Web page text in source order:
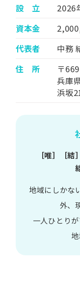
設 立
2026
資本金
代表者
中務
住 所
〒
兵庫
浜坂
［唯］​［結
地域に​しかな
外、​
一人​ひとり